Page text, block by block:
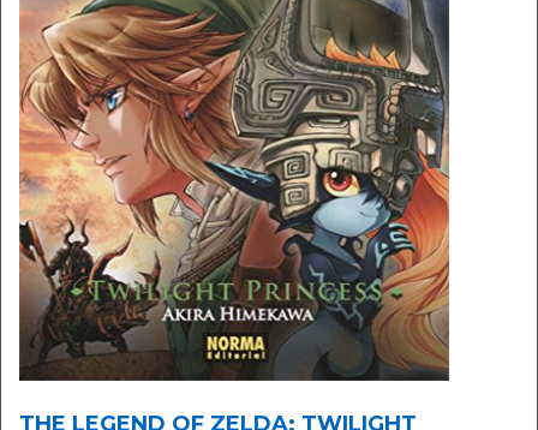
THE LEGEND OF ZELDA: TWILIGHT